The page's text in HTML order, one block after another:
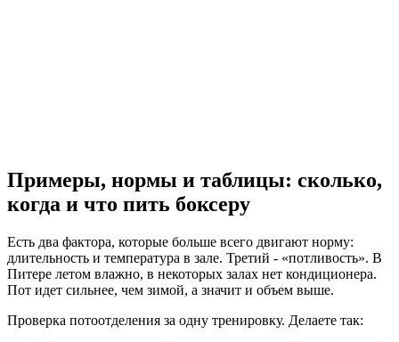
Примеры, нормы и таблицы: сколько,
когда и что пить боксеру
Есть два фактора, которые больше всего двигают норму:
длительность и температура в зале. Третий - «потливость». В
Питере летом влажно, в некоторых залах нет кондиционера.
Пот идет сильнее, чем зимой, а значит и объем выше.
Проверка потоотделения за одну тренировку. Делаете так: